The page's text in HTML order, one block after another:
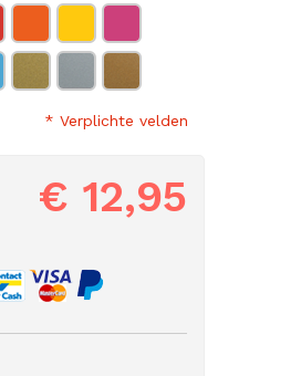
* Verplichte velden
€ 12,95